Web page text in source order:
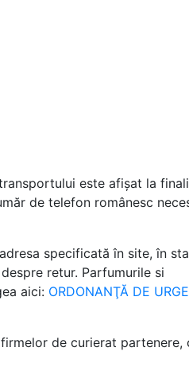
este afișat la
de telefon românesc
specificată în site, în
retur. Parfumurile si
aici: ORDONANŢĂ DE
de curierat partenere,